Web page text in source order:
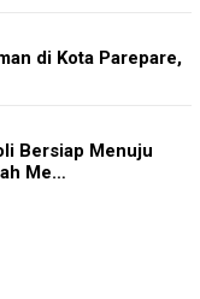
di Kota Parepare,
Bersiap Menuju
Me…